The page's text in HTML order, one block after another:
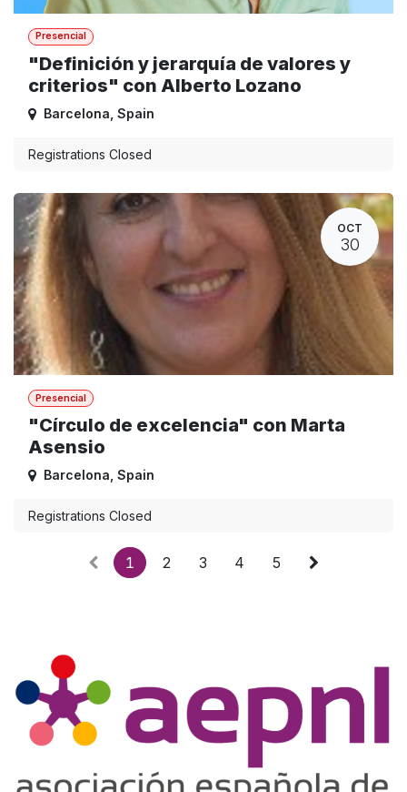
Presencial
"Definición y jerarquía de valores y
criterios" con Alberto Lozano
Barcelona Spain
Registrations Closed
OCT
30
Presencial
"Círculo de excelencia" con Marta
Asensio
Barcelona, Spain
Registrations Closed
1 2 3 4 5